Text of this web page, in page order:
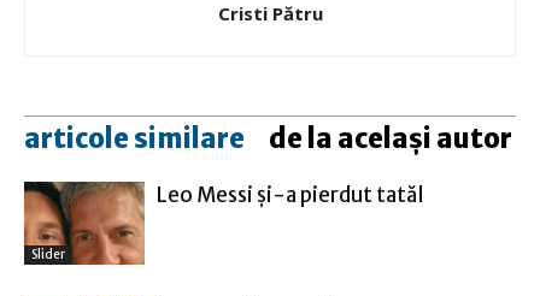
Cristi Pătru
articole similare de la același autor
Slider
Leo Messi şi-a pierdut tatăl